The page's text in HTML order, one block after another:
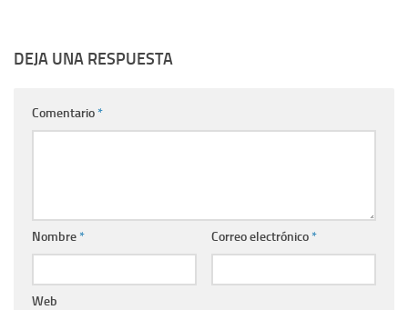
DEJA UNA RESPUESTA
Comentario*
Nombre* Correo electrónico*
Web